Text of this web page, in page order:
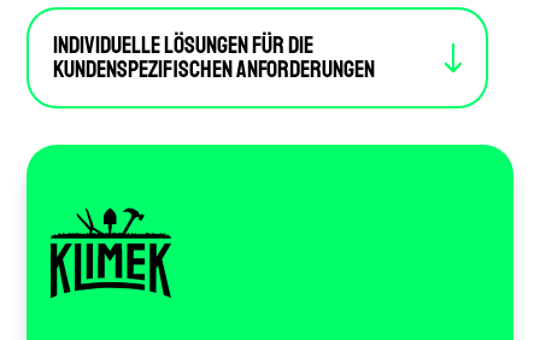
Individuelle Lösungen für die
kundenspezifischen Anforderungen